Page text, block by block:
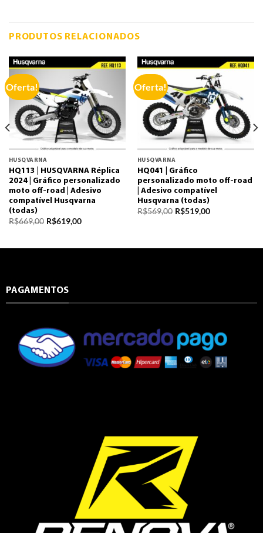
PRODUTOS RELACIONADOS
Oferta!
HUSQVARNA
HQ113 | HUSQVARNA Réplica
2024 | Gráfico personalizado
moto off-road | Adesivo
compatível Husqvarna
(todas)
R$669,00 R$619,00
Oferta!
HUSQVARNA
HQ041 | Gráfico
personalizado moto off-road
| Adesivo compatível
Husqvarna (todas)
R$569,00 R$519,00
PAGAMENTOS